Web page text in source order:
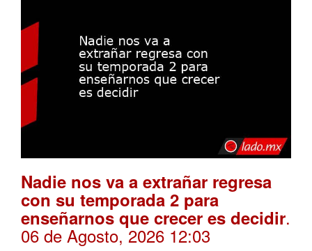
Nadie nos va a extrañar regresa
con su temporada 2 para
enseñarnos que crecer es decidir.
06 de Agosto, 2026 12:03